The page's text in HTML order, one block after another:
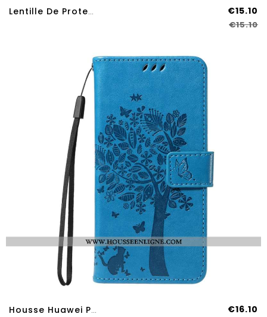
Lentille De Protection En Verre Trempé Pour Huawei Pura 80 Pro (version Noire) €15.10
€15.10
Housse Huawei Pura 80 Pro Motif Chat Et Arbre €16.10